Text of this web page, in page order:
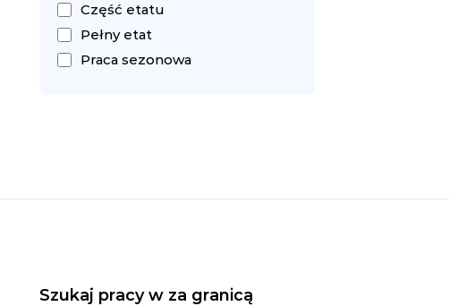
Część etatu
Pełny etat
Praca sezonowa
Szukaj pracy w za granicą